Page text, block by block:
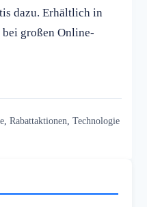
dazu. Erhältlich in
bei großen Online-
Rabattaktionen Technologie